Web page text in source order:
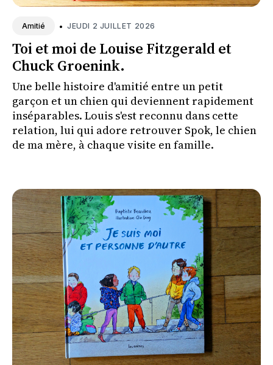
Amitié • JEUDI 2 JUILLET 2026
Toi et moi de Louise Fitzgerald et
Chuck Groenink.
Une belle histoire d'amitié entre un petit
garçon et un chien qui deviennent rapidement
inséparables. Louis s'est reconnu dans cette
relation, lui qui adore retrouver Spok, le chien
de ma mère, à chaque visite en famille.